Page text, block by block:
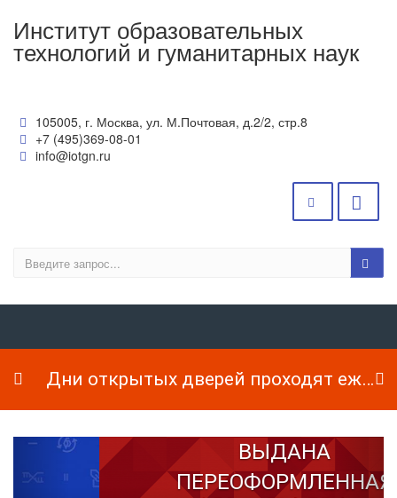
Институт образовательных
технологий и гуманитарных наук
105005, г. Москва, ул. М.Почтовая, д.2/2, стр.8
+7 (495)369-08-01
info@iotgn.ru
Дни открытых дверей проходят ежедневно!
ВЫДАНА
ПЕРЕОФОРМЛЕННАЯ